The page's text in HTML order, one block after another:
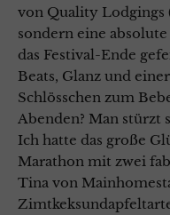
von Quality Lodgings
sondern eine
das Festival-Ende
Beats, Glanz und
Schlösschen zum
Abenden? Man stürzt
Ich hatte das große
Marathon mit zwei
Tina von